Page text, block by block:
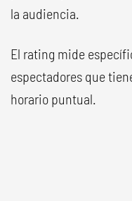
la audiencia.
El rating mide
espectadores que
horario puntual.